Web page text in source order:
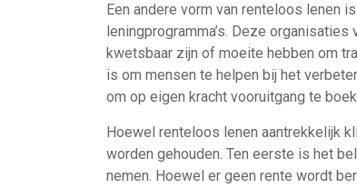
Een andere vorm van renteloos lenen
leningprogramma’s. Deze
kwetsbaar zijn of moeite hebben om
is om mensen te helpen bij het
om op eigen kracht vooruitgang te
Hoewel renteloos lenen aantrekkelijk
worden gehouden. Ten eerste is het
nemen. Hoewel er geen rente wordt